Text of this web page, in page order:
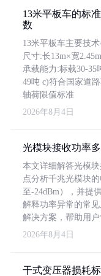
13米平板车的标
数
13米平板车主要技
尺寸:长13m×宽
承载能力:标载30-35
49吨 c)符合国家道
轴荷限值标准
2026年8月4日
光模块接收功率
本文详细解答光模
点分析千兆光模块
至-24dBm），并提
解释功率异常的常
解决方案，帮助用户
2026年8月4日
干式变压器损耗